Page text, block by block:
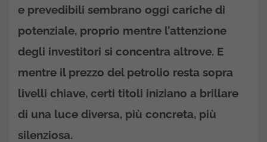
e prevedibili sembrano oggi cariche di
potenziale, proprio mentre l’attenzione
degli investitori si concentra altrove. E
mentre il prezzo del petrolio resta sopra
livelli chiave, certi titoli iniziano a brillare
di una luce diversa, più concreta, più
silenziosa.